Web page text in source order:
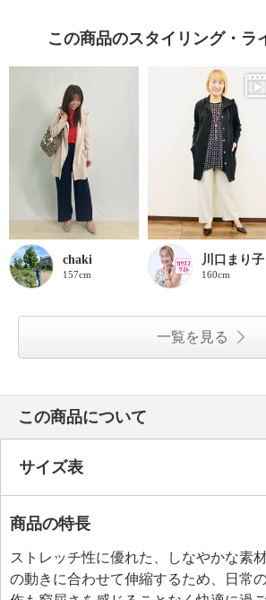
この商品のスタイリング・ラ
chaki
157cm
川口まり子
160cm
一覧を見る
この商品について
サイズ表
商品の特長
ストレッチ性に優れた、しなやかな素
の動きに合わせて伸縮するため、日常